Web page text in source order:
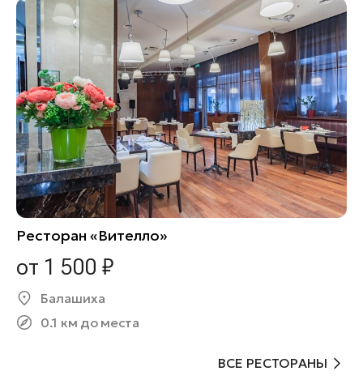
Ресторан «Вителло»
от 1 500 ₽
Балашиха
0.1 км до места
ВСЕ РЕСТОРАНЫ